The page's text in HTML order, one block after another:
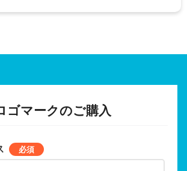
ゴマークのご購入